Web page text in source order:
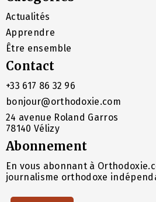
Actualités
Apprendre
Être ensemble
Contact
+33 617 86 32 96
bonjour@orthodoxie.com
24 avenue Roland Garros
78140 Vélizy
Abonnement
En vous abonnant à
journalisme orthodoxe